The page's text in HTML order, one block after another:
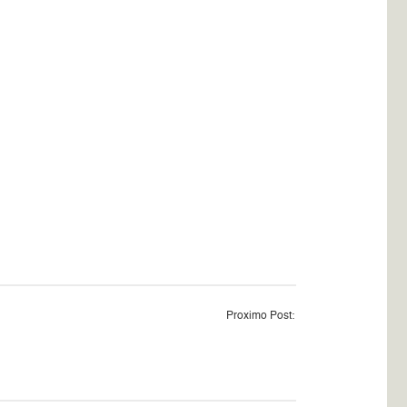
Proximo Post: